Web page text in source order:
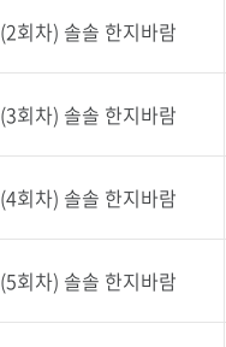
(2회차) 솔솔 한지바람
(3회차) 솔솔 한지바람
(4회차) 솔솔 한지바람
(5회차) 솔솔 한지바람